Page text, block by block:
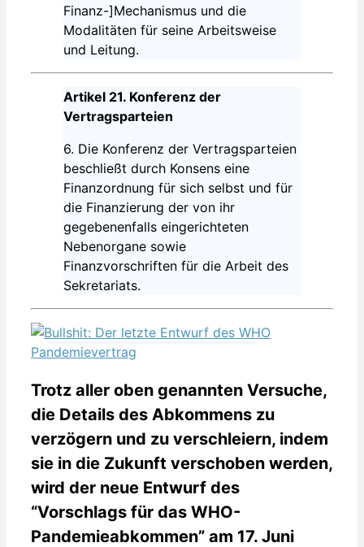
Finanz-]Mechanismus und die
Modalitäten für seine Arbeitsweise
und Leitung.
Artikel 21. Konferenz der
Vertragsparteien
6. Die Konferenz der Vertragsparteien
beschließt durch Konsens eine
Finanzordnung für sich selbst und für
die Finanzierung der von ihr
gegebenenfalls eingerichteten
Nebenorgane sowie
Finanzvorschriften für die Arbeit des
Sekretariats.
Trotz aller oben genannten Versuche,
die Details des Abkommens zu
verzögern und zu verschleiern, indem
sie in die Zukunft verschoben werden,
wird der neue Entwurf des
“Vorschlags für das WHO-
Pandemieabkommen” am 17. Juni